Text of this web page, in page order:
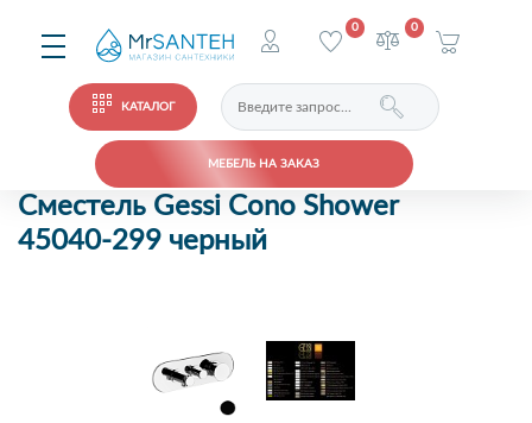
КАТАЛОГ
МЕБЕЛЬ НА ЗАКАЗ
0 0
Сместель Gessi Cono Shower
45040-299 черный